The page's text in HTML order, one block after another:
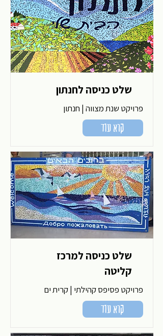
שלט כניסה לחנתון
פרויקט שנת מצווה | חנתון
קרא עוד
שלט כניסה למרכז
קליטה
פרויקט פסיפס קהילתי | קרית ים
קרא עוד